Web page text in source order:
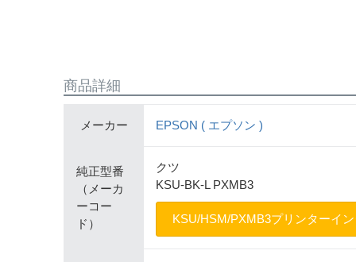
商品詳細
メーカー EPSON ( エプソン )
純正型番
（メーカ
ーコー
ド）
クツ
KSU-BK-L PXMB3
KSU/HSM/PXMB3プリンターイ